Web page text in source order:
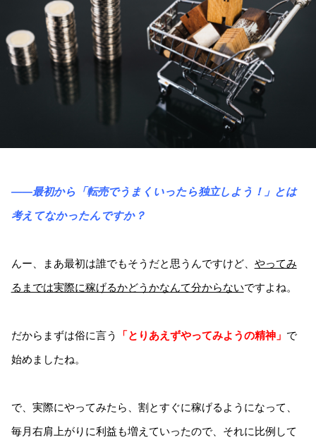
――最初から「転売でうまくいったら独立しよう！」とは
考えてなかったんですか？
んー、まあ最初は誰でもそうだと思うんですけど、 やってみ
るまでは実際に稼げるかどうかなんて分からないですよね。
だからまずは俗に言う 「とりあえずやってみようの精神」 で
始めましたね。
で、実際にやってみたら、割とすぐに稼げるようになって、
毎月右肩上がりに利益も増えていったので、それに比例して